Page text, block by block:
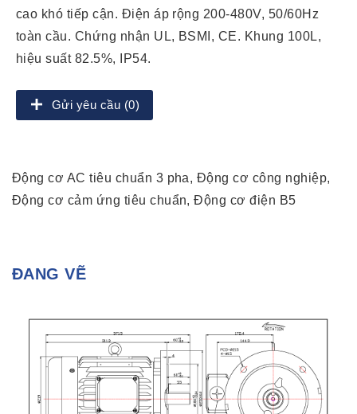
cao khó tiếp cận. Điện áp rộng 200-480V, 50/60Hz
toàn cầu. Chứng nhận UL, BSMI, CE. Khung 100L,
hiệu suất 82.5%, IP54.
Gửi yêu cầu (0)
Động cơ AC tiêu chuẩn 3 pha, Động cơ công nghiệp,
Động cơ cảm ứng tiêu chuẩn, Động cơ điện B5
ĐANG VẼ